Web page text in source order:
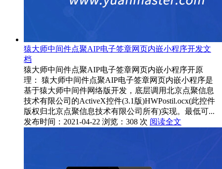
猿大师中间件点聚AIP电子签章网页内嵌小程序开发文
档
猿大师中间件点聚AIP电子签章网页内嵌小程序开原
理： 猿大师中间件点聚AIP电子签章网页内嵌小程序是
基于猿大师中间件网络版开发，底层调用北京点聚信息
技术有限公司的ActiveX控件(3.1版)HWPostil.ocx(此控件
版权归北京点聚信息技术有限公司所有)实现。最低可...
发布时间：2021-04-22 浏览：308 次 阅读全文